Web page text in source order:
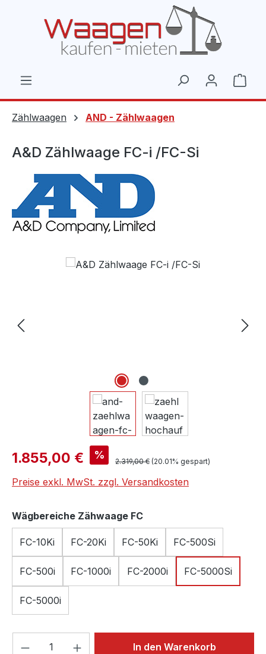
Zählwaagen AND - Zählwaagen
A&D Zählwaage FC-i /FC-Si
Bildergalerie überspringen
Verkaufspreis:
1.855,00 € % Regulärer Preis:
2.319,00 € (20.01% gespart)
Preise exkl. MwSt. zzgl. Versandkosten
Wägbereiche Zähwaage FCauswählen
FC-10Ki FC-20Ki FC-50Ki FC-500Si
FC-500i FC-1000i FC-2000i FC-5000Si
FC-5000i
Produkt Anzahl: Gib denIn den Warenkorb